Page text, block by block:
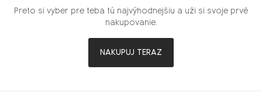
Preto si vyber pre teba tú najvýhodnejšiu a uži si svoje prvé
nakupovanie.
NAKUPUJ TERAZ